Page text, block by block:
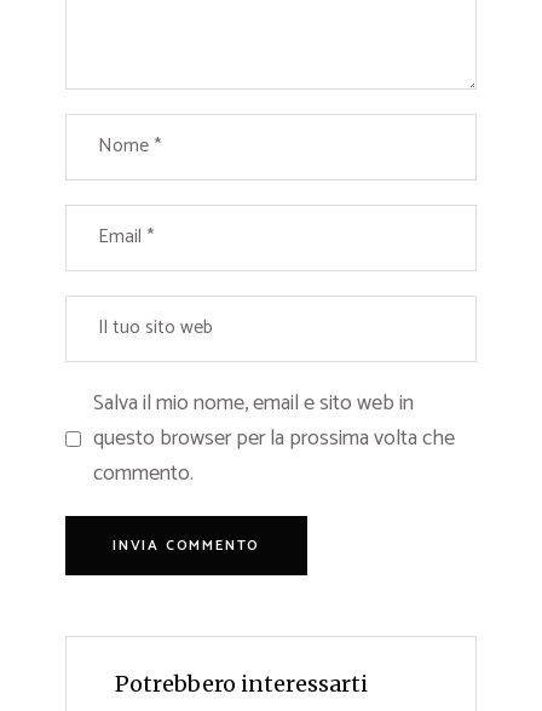
Salva il mio nome, email e sito web in
questo browser per la prossima volta che
commento.
Potrebbero interessarti